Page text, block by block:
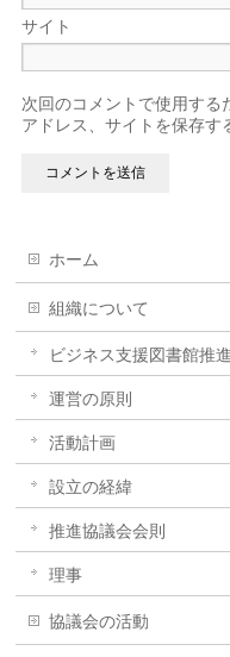
サイト
次回のコメントで使用する
アドレス、サイトを保存す
ホーム
組織について
ビジネス支援図書館推
運営の原則
活動計画
設立の経緯
推進協議会会則
理事
協議会の活動